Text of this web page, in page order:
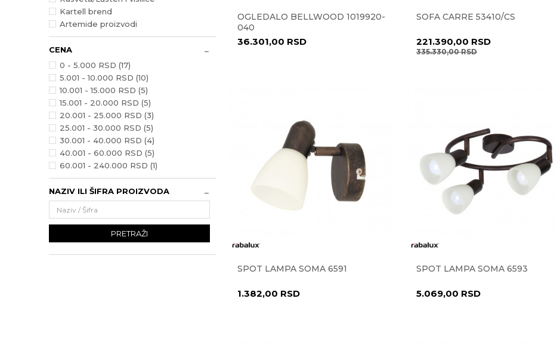
Kartell brend
Artemide proizvodi
CENA
0 - 5.000 RSD (17)
5.001 - 10.000 RSD (10)
10.001 - 15.000 RSD (5)
15.001 - 20.000 RSD (5)
20.001 - 25.000 RSD (3)
25.001 - 30.000 RSD (5)
30.001 - 40.000 RSD (4)
40.001 - 60.000 RSD (5)
60.001 - 240.000 RSD (1)
NAZIV ILI ŠIFRA PROIZVODA
PRETRAŽI
OGLEDALO BELLWOOD 1019920-
040
36.301,00 RSD
SOFA CARRE 53410/CS
221.390,00 RSD
335.330,00RSD
SPOT LAMPA SOMA 6591
1.382,00 RSD
SPOT LAMPA SOMA 6593
5.069,00 RSD